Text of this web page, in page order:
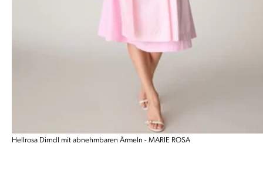
Hellrosa Dirndl mit abnehmbaren Ärmeln - MARIE ROSA